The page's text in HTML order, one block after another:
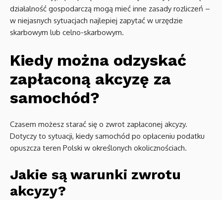
działalność gospodarczą mogą mieć inne zasady rozliczeń –
w niejasnych sytuacjach najlepiej zapytać w urzędzie
skarbowym lub celno-skarbowym.
Kiedy można odzyskać
zapłaconą akcyzę za
samochód?
Czasem możesz starać się o zwrot zapłaconej akcyzy.
Dotyczy to sytuacji, kiedy samochód po opłaceniu podatku
opuszcza teren Polski w określonych okolicznościach.
Jakie są warunki zwrotu
akcyzy?